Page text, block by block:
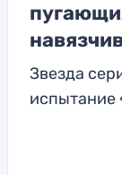
Звезда